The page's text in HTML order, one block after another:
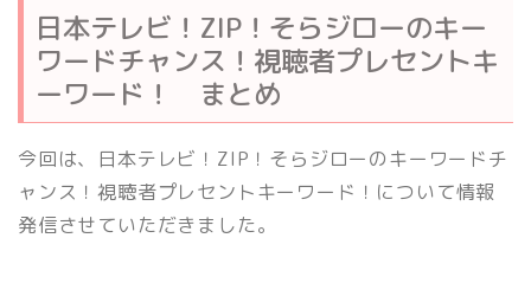
日本テレビ！ZIP！そらジローのキー
ワードチャンス！視聴者プレセントキ
ーワード！ まとめ
今回は、日本テレビ！ZIP！そらジローのキーワードチ
ャンス！視聴者プレセントキーワード！について情報
発信させていただきました。